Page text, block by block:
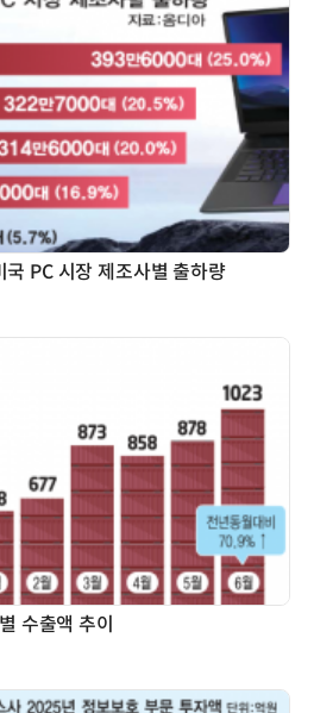
PC 시장 제조사별 출하량
수출액 추이